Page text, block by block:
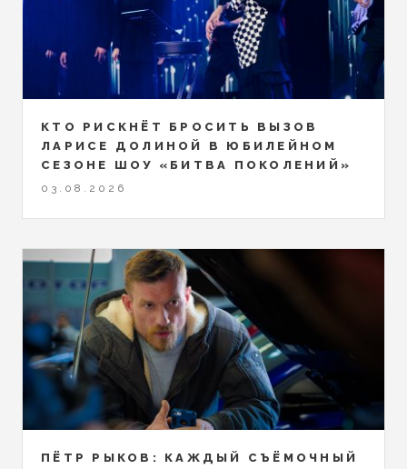
КТО РИСКНЁТ БРОСИТЬ ВЫЗОВ
ЛАРИСЕ ДОЛИНОЙ В ЮБИЛЕЙНОМ
СЕЗОНЕ ШОУ «БИТВА ПОКОЛЕНИЙ»
03.08.2026
ПЁТР РЫКОВ: КАЖДЫЙ СЪЁМОЧНЫЙ